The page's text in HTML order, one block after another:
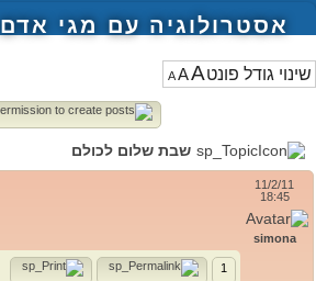
אסטרולוגיה עם מגי אדם
AAA
שבת שלום לכולם
11/2/11
18:45
simona
1